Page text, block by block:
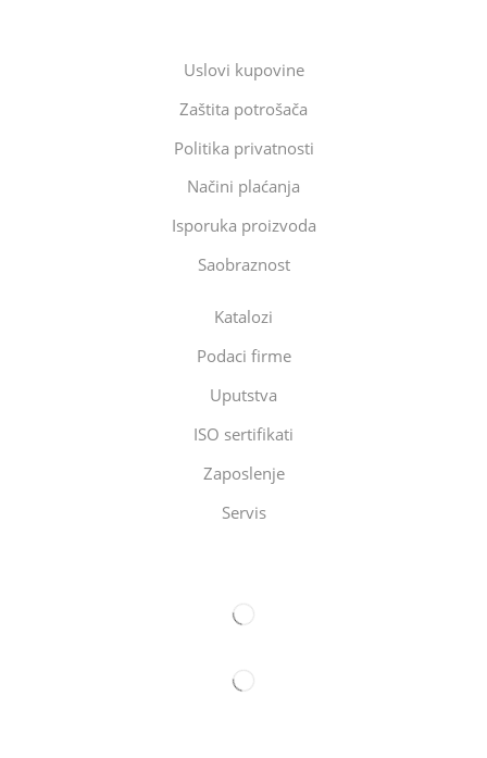
Uslovi kupovine
Zaštita potrošača
Politika privatnosti
Načini plaćanja
Isporuka proizvoda
Saobraznost
Katalozi
Podaci firme
Uputstva
ISO sertifikati
Zaposlenje
Servis